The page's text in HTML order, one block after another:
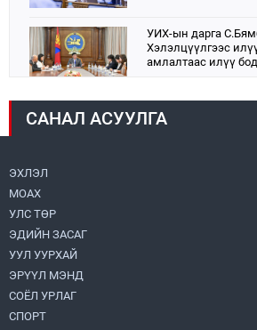
УИХ-ын дарга
Хэлэлцүүлгээс
амлалтаас илүү
Монголбанк 7
САНАЛ АСУУЛГА
ЭХЛЭЛ
МОАХ
УЛС ТӨР
ЭДИЙН ЗАСАГ
УУЛ УУРХАЙ
ЭРҮҮЛ МЭНД
СОЁЛ УРЛАГ
СПОРТ